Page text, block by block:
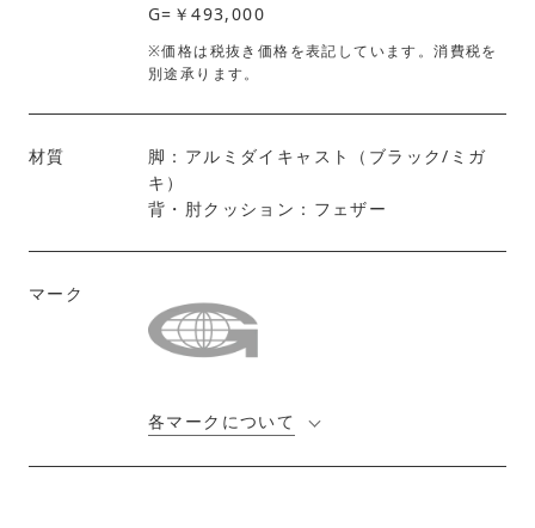
G=￥493,000
※価格は税抜き価格を表記しています。消費税を
別途承ります。
材質
脚：アルミダイキャスト（ブラック/ミガ
キ）
背・肘クッション：フェザー
マーク
各マークについて